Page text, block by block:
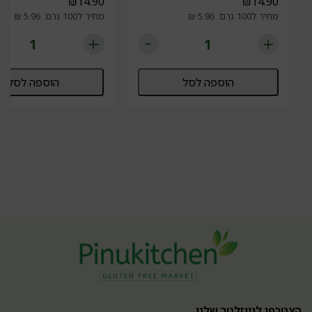
מחיר ל100 גרם: 5.96 ₪
הוספה לסל
מחיר ל100 גרם: 5.96 ₪
הוספה לסל